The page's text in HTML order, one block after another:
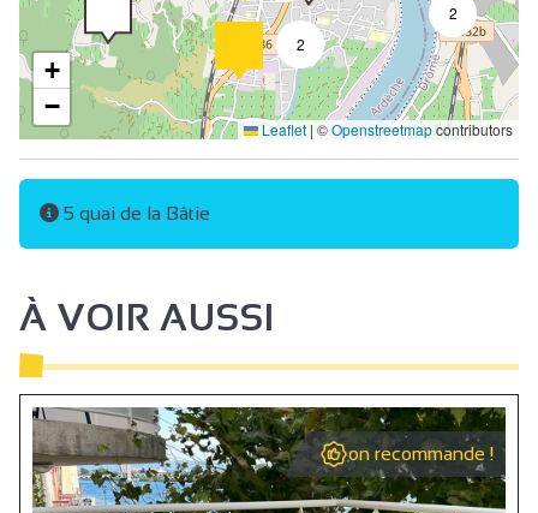
Possibilité de déposer quelqu’un devant le site
Climatisation
2
2
+
−
Leaflet | ©Openstreetmapcontributors
5 quai de la Bâtie
À VOIR AUSSI
on recommande !